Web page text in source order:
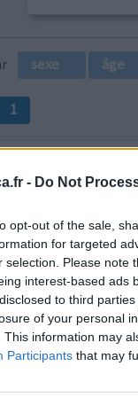
- Do Not
opt-out of the sale,
for targeted
selection. Please note
interest-based ads
to third
of your personal
This information may
Participants that may
sexe âge
1
l'effet
trés
troubles
rapidement au